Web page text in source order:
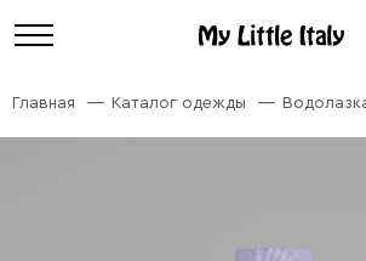
Главная Каталог одежды